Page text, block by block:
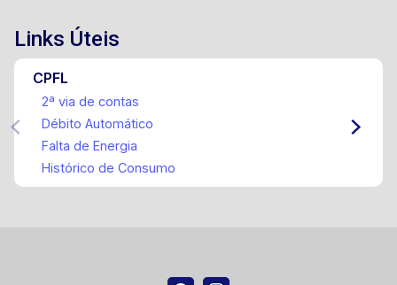
Links Úteis
CPFL
2ª via de contas
Débito Automático
Falta de Energia
Histórico de Consumo